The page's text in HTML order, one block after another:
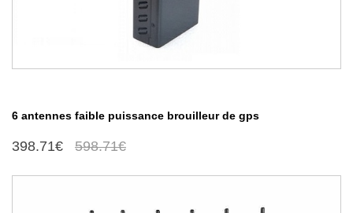
6 antennes faible puissance brouilleur de gps
398.71€ 598.71€